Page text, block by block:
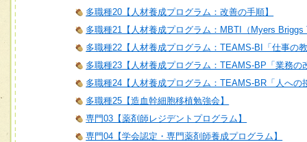
多職種20【人材養成プログラム：改善の手順】
多職種21【人材養成プログラム：MBTI（Myers
多職種22【人材養成プログラム：TEAMS-BI「仕事の
多職種23【人材養成プログラム：TEAMS-BP「業務の
多職種24【人材養成プログラム：TEAMS-BR「人への
多職種25【造血幹細胞移植勉強会】
専門03【薬剤師レジデントプログラム】
専門04【学会認定・専門薬剤師養成プログラム】